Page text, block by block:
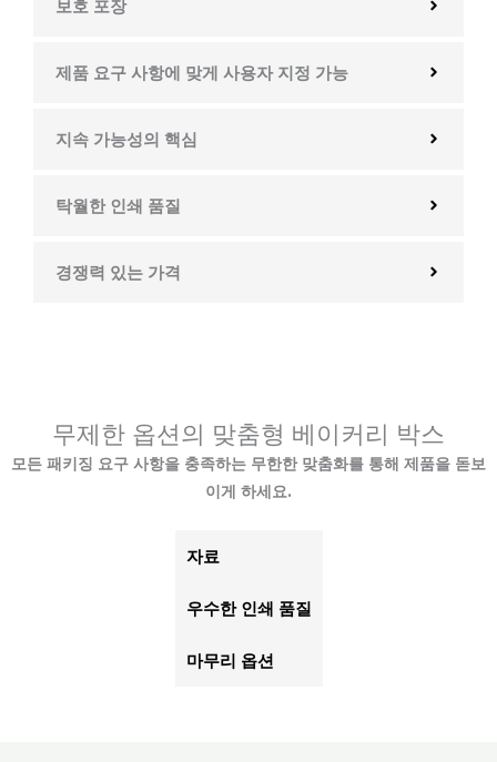
보호 포장
제품 요구 사항에 맞게 사용자 지정 가능
지속 가능성의 핵심
탁월한 인쇄 품질
경쟁력 있는 가격
무제한 옵션의 맞춤형 베이커리 박스
모든 패키징 요구 사항을 충족하는 무한한 맞춤화를 통해 제품을 돋보
이게 하세요.
자료
우수한 인쇄 품질
마무리 옵션